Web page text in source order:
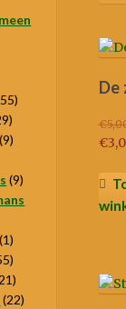
De
€
was:
€
prijs
is:
5555
29
producten
99
99
producten
11
product
55
producten
2121
producten
2222